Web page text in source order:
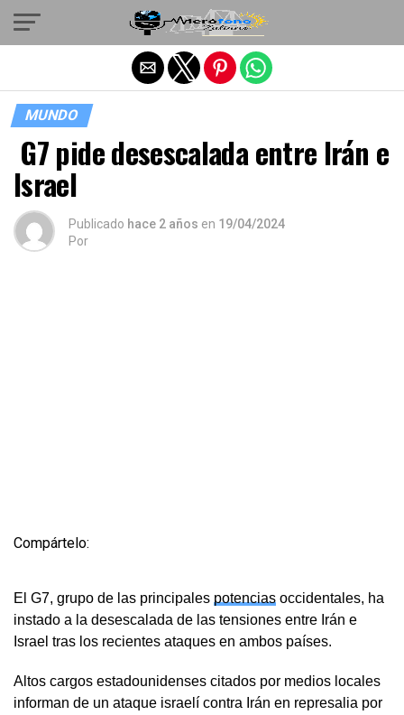
MUNDO
G7 pide desescalada entre Irán e
Israel
Publicado hace 2 años en 19/04/2024
Por
Compártelo:
El G7, grupo de las principales potencias occidentales, ha
instado a la desescalada de las tensiones entre Irán e
Israel tras los recientes ataques en ambos países.
Altos cargos estadounidenses citados por medios locales
informan de un ataque israelí contra Irán en represalia por
Salir de la versión móvil